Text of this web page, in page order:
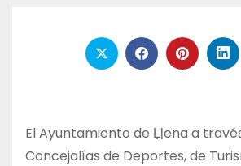
El Ayuntamiento de Ḷḷena a
Concejalías de Deportes, de